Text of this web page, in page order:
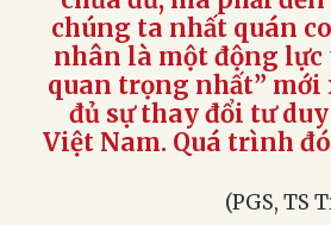
chúng ta nhất quán
nhân là một động
quan trọng nhất” mới
đủ sự thay đổi tư
Việt Nam. Quá trình
(PGS, TS